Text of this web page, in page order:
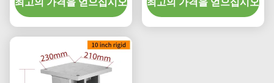
최고의 가격을 얻으십시오
최고의 가격을 얻으십시오